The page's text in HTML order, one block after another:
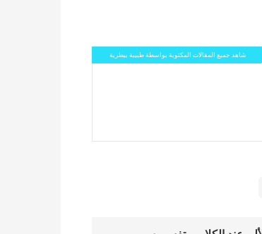
شاهد جميع المقالات المكتوبة بواسطة طبيبة بيطرية